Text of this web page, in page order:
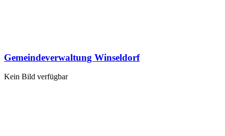
Gemeindeverwaltung Winseldorf
Kein Bild verfügbar